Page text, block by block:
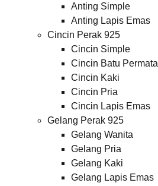
Anting Simple
Anting Lapis Emas
Cincin Perak 925
Cincin Simple
Cincin Batu Permata
Cincin Kaki
Cincin Pria
Cincin Lapis Emas
Gelang Perak 925
Gelang Wanita
Gelang Pria
Gelang Kaki
Gelang Lapis Emas